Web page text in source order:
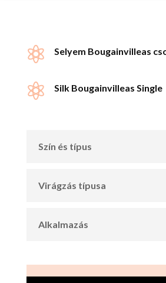
 Selyem Bougainvilleas
 Silk Bougainvilleas Single
Szín és típus
Virágzás típusa
Alkalmazás